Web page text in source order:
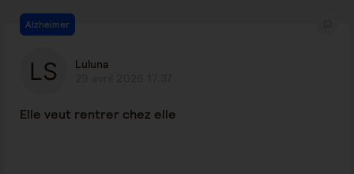
Alzheimer
Luluna
Elle veut rentrer chez elle